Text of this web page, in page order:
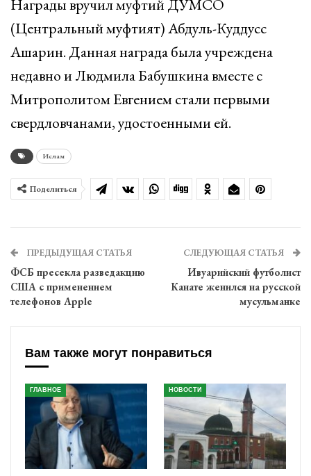
Награды вручил муфтий ДУМСО
(Центральный муфтият) Абдуль-Куддусс
Ашарин. Данная награда была учреждена
недавно и Людмила Бабушкина вместе с
Митрополитом Евгением стали первыми
свердловчанами, удостоенными ей.
Ислам
Поделиться
ПРЕДЫДУЩАЯ СТАТЬЯ
ФСБ пресекла разведакцию
США с применением
телефонов Apple
СЛЕДУЮЩАЯ СТАТЬЯ
Ивуарийский футболист
Канате женился на русской
мусульманке
Вам также могут понравиться
ГЛАВНОЕ НОВОСТИ